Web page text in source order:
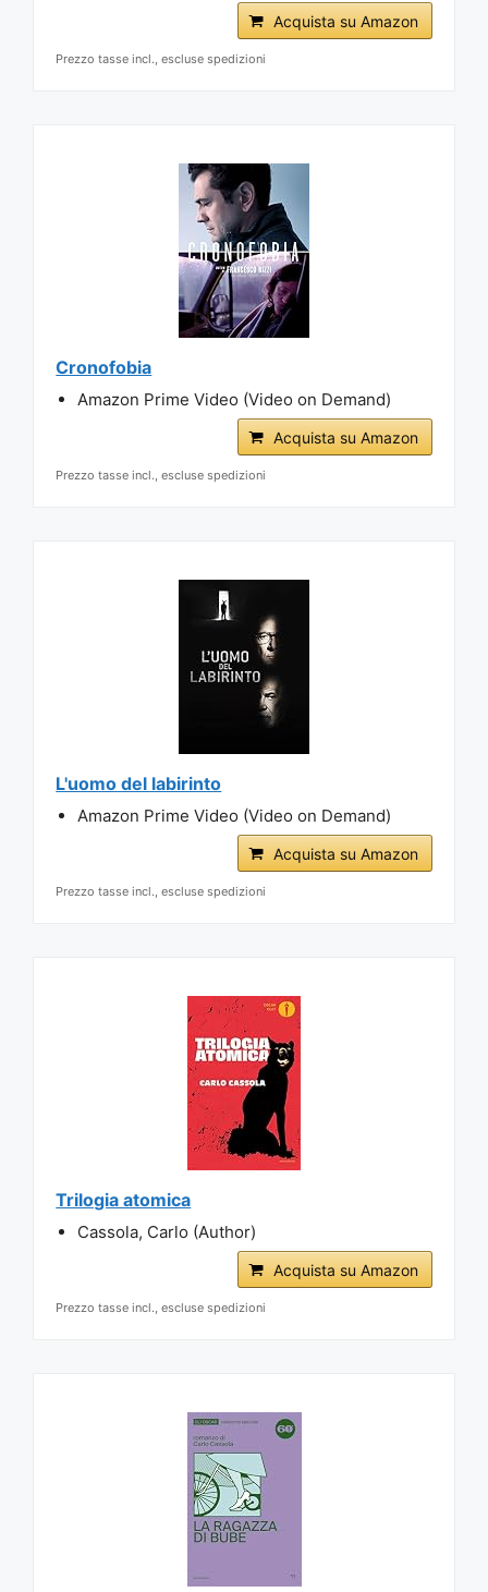
Acquista su Amazon
Prezzo tasse incl., escluse spedizioni
Cronofobia
Amazon Prime Video (Video on Demand)
Acquista su Amazon
Prezzo tasse incl., escluse spedizioni
L'uomo del labirinto
Amazon Prime Video (Video on Demand)
Acquista su Amazon
Prezzo tasse incl., escluse spedizioni
Trilogia atomica
Cassola, Carlo (Author)
Acquista su Amazon
Prezzo tasse incl., escluse spedizioni